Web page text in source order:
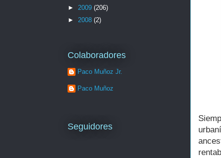
► 2009 (206)
► 2008 (2)
Colaboradores
Paco Muñoz Jr.
Paco Muñoz
Seguidores